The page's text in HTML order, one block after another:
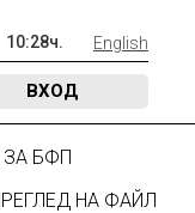
10:28ч. English
ВХОД
БФП
НА ФАЙЛ